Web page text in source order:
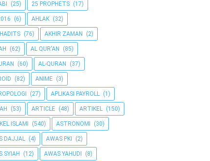
(25) 25 PROPHETS (17)
(6) AHLAK (32)
(76) AKHIR ZAMAN (2)
(62) AL QUR'AN (85)
(60) AL-QURAN (37)
(82) ANIME (3)
(27) APLIKASI PAYROLL (1)
(53) ARTICLE (48) ARTIKEL (150)
ISLAMI (540) ASTRONOMI (30)
DAJJAL (4) AWAS PKI (2)
SYIAH (12) AWAS YAHUDI (8)